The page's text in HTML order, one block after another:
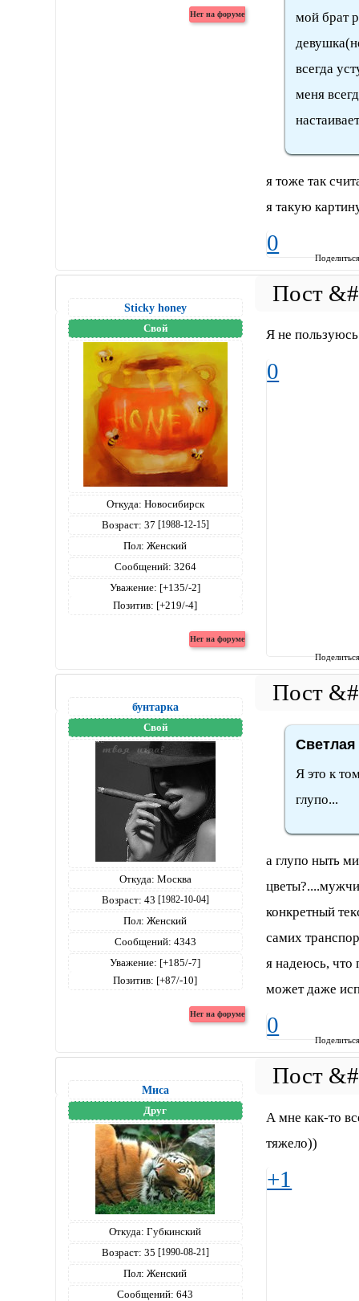
мой брат
всегда
меня
я тоже так
я такую
0
Sticky honey
Свой
Откуда: Новосибирск
Возраст: 37 [1988-12-15]
Пол: Женский
Сообщений: 3264
Уважение: [+135/-2]
Позитив: [+219/-4]
Я не
0
бунтарка
Свой
Откуда: Москва
Возраст: 43 [1982-10-04]
Пол: Женский
Сообщений: 4343
Уважение: [+185/-7]
Позитив: [+87/-10]
Светлая
Я это к
глупо...
а глупо ныть
конкретный
самих
я надеюсь, что
может даже
0
Миса
Друг
Откуда: Губкинский
Возраст: 35 [1990-08-21]
Пол: Женский
Сообщений: 643
А мне как-то
тяжело))
+1